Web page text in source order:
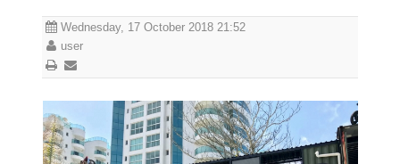
Wednesday, 17 October 2018 21:52
user